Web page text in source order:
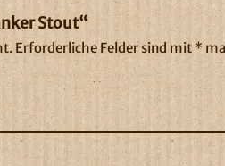
Stout“
Erforderliche Felder sind mit*